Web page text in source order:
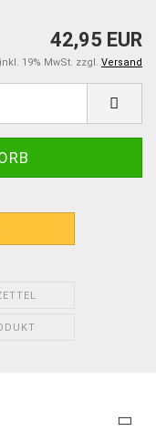
42,95 EUR
inkl. 19% MwSt. zzgl. Versand